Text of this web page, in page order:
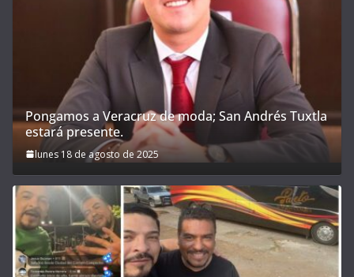
Pongamos a Veracruz de moda; San Andrés Tuxtla
estará presente.
lunes 18 de agosto de 2025